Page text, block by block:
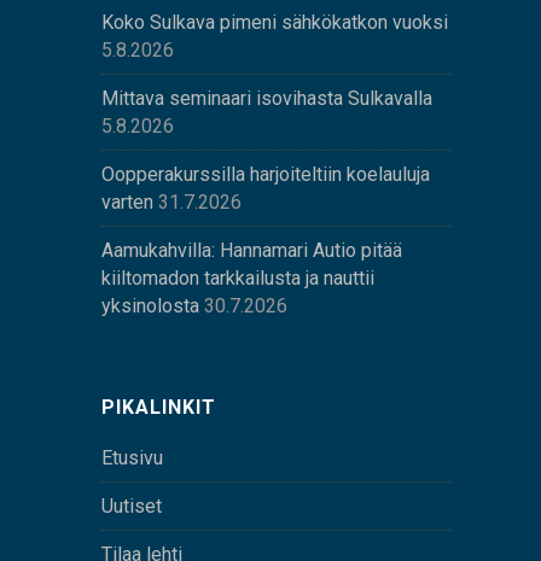
Koko Sulkava pimeni sähkökatkon vuoksi
5.8.2026
Mittava seminaari isovihasta Sulkavalla
5.8.2026
Oopperakurssilla harjoiteltiin koelauluja
varten 31.7.2026
Aamukahvilla: Hannamari Autio pitää
kiiltomadon tarkkailusta ja nauttii
yksinolosta 30.7.2026
PIKALINKIT
Etusivu
Uutiset
Tilaa lehti